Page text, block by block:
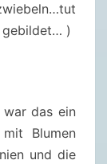
gebildet… )
das ein
Blumen
und die